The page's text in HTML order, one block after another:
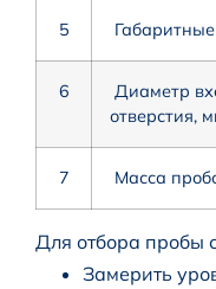
5
6
Диаметр
отверстия,
7 Масса
Для отбора пробы
Замерить